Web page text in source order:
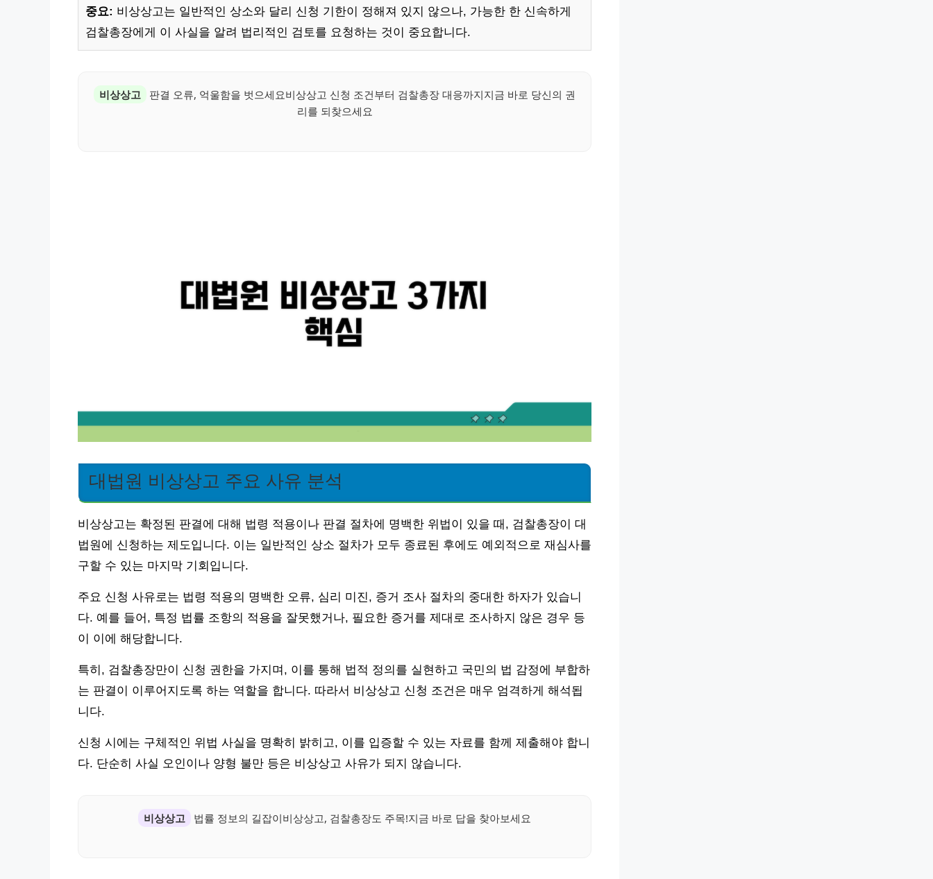
중요: 비상상고는 일반적인 상소와 달리 신청 기한이 정해져 있지 않으나, 가능한 한 신속하게
검찰총장에게 이 사실을 알려 법리적인 검토를 요청하는 것이 중요합니다.
비상상고
판결 오류, 억울함을 벗으세요비상상고 신청 조건부터 검찰총장 대응까지지금 바로 당신의 권
리를 되찾으세요
대법원 비상상고 주요 사유 분석
비상상고는 확정된 판결에 대해 법령 적용이나 판결 절차에 명백한 위법이 있을 때, 검찰총장이 대
법원에 신청하는 제도입니다. 이는 일반적인 상소 절차가 모두 종료된 후에도 예외적으로 재심사를
구할 수 있는 마지막 기회입니다.
주요 신청 사유로는 법령 적용의 명백한 오류, 심리 미진, 증거 조사 절차의 중대한 하자가 있습니
다. 예를 들어, 특정 법률 조항의 적용을 잘못했거나, 필요한 증거를 제대로 조사하지 않은 경우 등
이 이에 해당합니다.
특히, 검찰총장만이 신청 권한을 가지며, 이를 통해 법적 정의를 실현하고 국민의 법 감정에 부합하
는 판결이 이루어지도록 하는 역할을 합니다. 따라서 비상상고 신청 조건은 매우 엄격하게 해석됩
니다.
신청 시에는 구체적인 위법 사실을 명확히 밝히고, 이를 입증할 수 있는 자료를 함께 제출해야 합니
다. 단순히 사실 오인이나 양형 불만 등은 비상상고 사유가 되지 않습니다.
비상상고 법률 정보의 길잡이비상상고, 검찰총장도 주목!지금 바로 답을 찾아보세요